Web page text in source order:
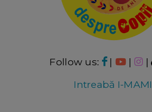
Follow us: | | |
Intreabă I-MAMI